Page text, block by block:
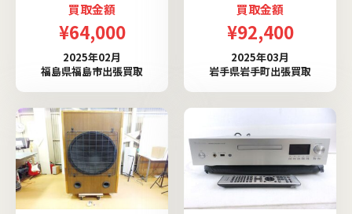
買取金額
¥64,000
2025年02月
福島県福島市出張買取
買取金額
¥92,400
2025年03月
岩手県岩手町出張買取